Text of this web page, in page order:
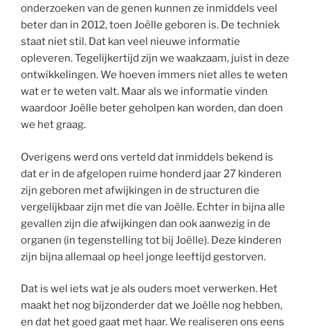
onderzoeken van de genen kunnen ze inmiddels veel
beter dan in 2012, toen Joëlle geboren is. De techniek
staat niet stil. Dat kan veel nieuwe informatie
opleveren. Tegelijkertijd zijn we waakzaam, juist in deze
ontwikkelingen. We hoeven immers niet alles te weten
wat er te weten valt. Maar als we informatie vinden
waardoor Joëlle beter geholpen kan worden, dan doen
we het graag.
Overigens werd ons verteld dat inmiddels bekend is
dat er in de afgelopen ruime honderd jaar 27 kinderen
zijn geboren met afwijkingen in de structuren die
vergelijkbaar zijn met die van Joëlle. Echter in bijna alle
gevallen zijn die afwijkingen dan ook aanwezig in de
organen (in tegenstelling tot bij Joëlle). Deze kinderen
zijn bijna allemaal op heel jonge leeftijd gestorven.
Dat is wel iets wat je als ouders moet verwerken. Het
maakt het nog bijzonderder dat we Joëlle nog hebben,
en dat het goed gaat met haar. We realiseren ons eens